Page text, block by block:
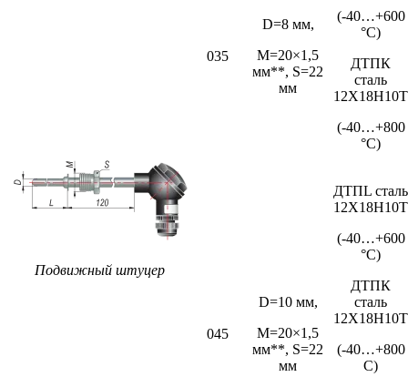
Подвижный штуцер
035
D=8 мм,
M=20×1,5
мм**, S=22
мм
(-40…+600
°С)
ДТПК
сталь
12Х18Н10Т
(-40…+800
°С)
045
D=10 мм,
M=20×1,5
мм**, S=22
мм
ДТПL сталь
12Х18Н10Т
(-40…+600
°С)
ДТПК
сталь
12Х18Н10Т
(-40…+800
С)